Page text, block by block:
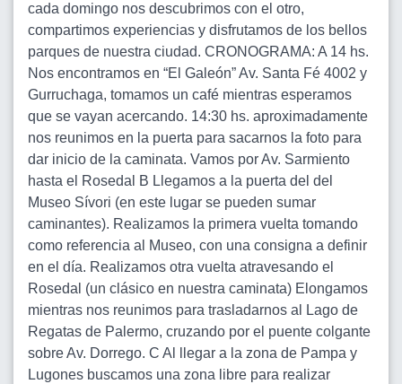
cada domingo nos descubrimos con el otro,
compartimos experiencias y disfrutamos de los bellos
parques de nuestra ciudad. CRONOGRAMA: A 14 hs.
Nos encontramos en “El Galeón” Av. Santa Fé 4002 y
Gurruchaga, tomamos un café mientras esperamos
que se vayan acercando. 14:30 hs. aproximadamente
nos reunimos en la puerta para sacarnos la foto para
dar inicio de la caminata. Vamos por Av. Sarmiento
hasta el Rosedal B Llegamos a la puerta del del
Museo Sívori (en este lugar se pueden sumar
caminantes). Realizamos la primera vuelta tomando
como referencia al Museo, con una consigna a definir
en el día. Realizamos otra vuelta atravesando el
Rosedal (un clásico en nuestra caminata) Elongamos
mientras nos reunimos para trasladarnos al Lago de
Regatas de Palermo, cruzando por el puente colgante
sobre Av. Dorrego. C Al llegar a la zona de Pampa y
Lugones buscamos una zona libre para realizar